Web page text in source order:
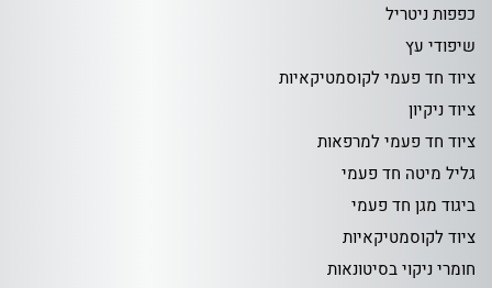
כפפות ניטריל
שיפודי עץ
ציוד חד פעמי לקוסמטיקאיות
ציוד ניקיון
ציוד חד פעמי למרפאות
גליל מיטה חד פעמי
ביגוד מגן חד פעמי
ציוד לקוסמטיקאיות
חומרי ניקוי בסיטונאות